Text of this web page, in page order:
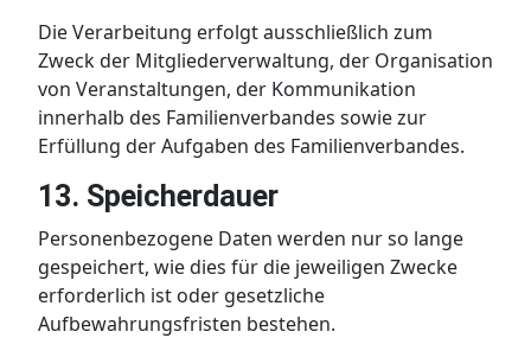
Die Verarbeitung erfolgt ausschließlich zum
Zweck der Mitgliederverwaltung, der Organisation
von Veranstaltungen, der Kommunikation
innerhalb des Familienverbandes sowie zur
Erfüllung der Aufgaben des Familienverbandes.
13. Speicherdauer
Personenbezogene Daten werden nur so lange
gespeichert, wie dies für die jeweiligen Zwecke
erforderlich ist oder gesetzliche
Aufbewahrungsfristen bestehen.